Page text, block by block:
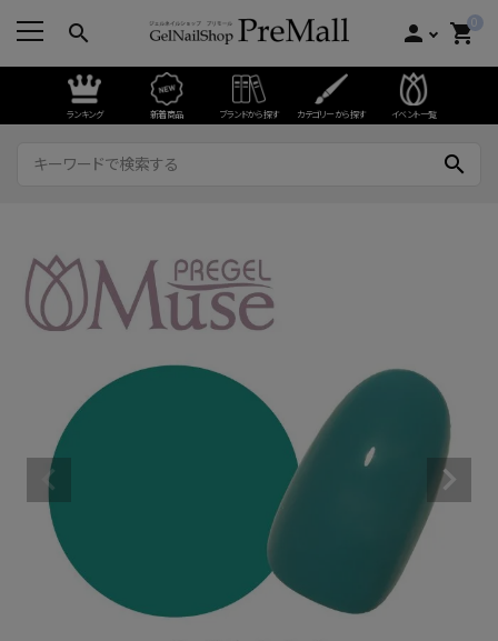
search person 0
shopping_cart
ランキング 新着商品 ブランドから探す カテゴリーから探す イベント一覧
search